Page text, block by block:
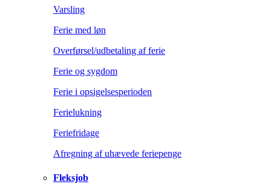
Varsling
Ferie med løn
Overførsel/udbetaling af ferie
Ferie og sygdom
Ferie i opsigelsesperioden
Ferielukning
Feriefridage
Afregning af uhævede feriepenge
Fleksjob